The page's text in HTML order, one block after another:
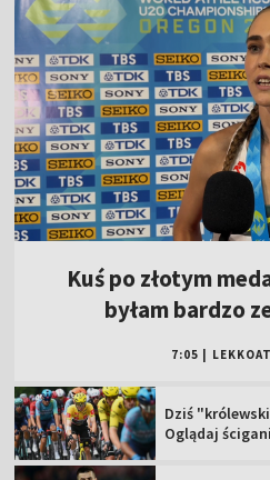
Kuś po złotym
byłam bardzo
7:05
Dziś
Oglądaj